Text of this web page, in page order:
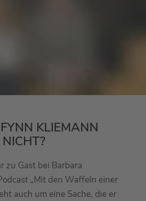
KLIEMANN
zu Gast bei Barbara
„Mit den Waffeln einer
auch um eine Sache, die er